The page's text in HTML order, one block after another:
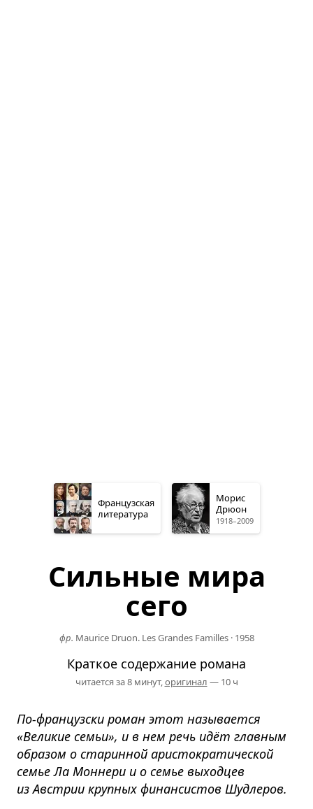
Французская
литература
Морис
Дрюон
1918–2009
Сильные мира
сего
фр. Maurice Druon. Les Grandes Familles· 1958
Краткое содержание романа
читается за 8 минут, оригинал — 10 ч
По-французски роман этот называется
«Великие семьи», и в нем речь идёт главным
образом о старинной аристократической
семье Ла Моннери и о семье выходцев
из Австрии крупных финансистов Шудлеров.